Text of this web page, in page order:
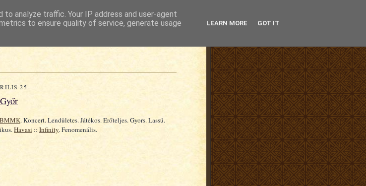
25.
. Koncert. Lendületes. Játékos. Erőteljes. Gyors. Lassú.
Havasi :: Infinity. Fenomenális.
analyze traffic. Your IP address and user-agent
to ensure quality of service, generate usage
LEARN MORE GOT IT